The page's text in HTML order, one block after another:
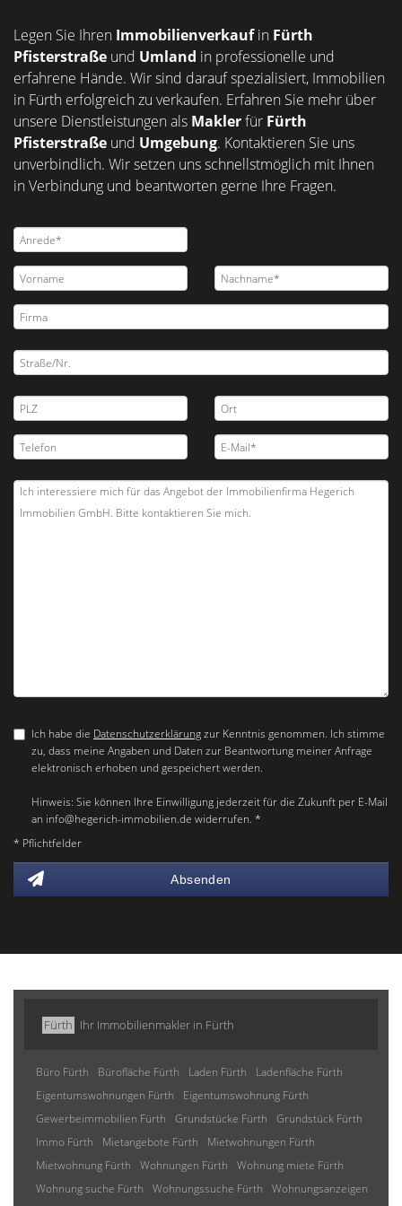
Legen Sie Ihren Immobilienverkaufin Fürth
Pfisterstraße und Umland in professionelle und
erfahrene Hände. Wir sind darauf spezialisiert, Immobilien
in Fürth erfolgreich zu verkaufen. Erfahren Sie mehr über
unsere Dienstleistungen als Maklerfür Fürth
Pfisterstraße und Umgebung. Kontaktieren Sie uns
unverbindlich. Wir setzen uns schnellstmöglich mit Ihnen
in Verbindung und beantworten gerne Ihre Fragen.
Ich habe die Datenschutzerklärungzur Kenntnis genommen. Ich stimme
zu, dass meine Angaben und Daten zur Beantwortung meiner Anfrage
elektronisch erhoben und gespeichert werden.
Hinweis: Sie können Ihre Einwilligung jederzeit für die Zukunft per E-Mail
an info@hegerich-immobilien.de widerrufen. *
* Pflichtfelder
Absenden
Fürth Ihr Immobilienmakler in Fürth
Büro Fürth Bürofläche Fürth Laden Fürth
Ladenfläche Fürth
Eigentumswohnungen Fürth
Eigentumswohnung Fürth
Gewerbeimmobilien Fürth
Grundstücke Fürth
Grundstück Fürth
Immo Fürth
Mietangebote Fürth
Mietwohnungen Fürth
Mietwohnung Fürth
Wohnungen Fürth
Wohnung miete Fürth
Wohnung suche Fürth
Wohnungssuche Fürth
Wohnungsanzeigen